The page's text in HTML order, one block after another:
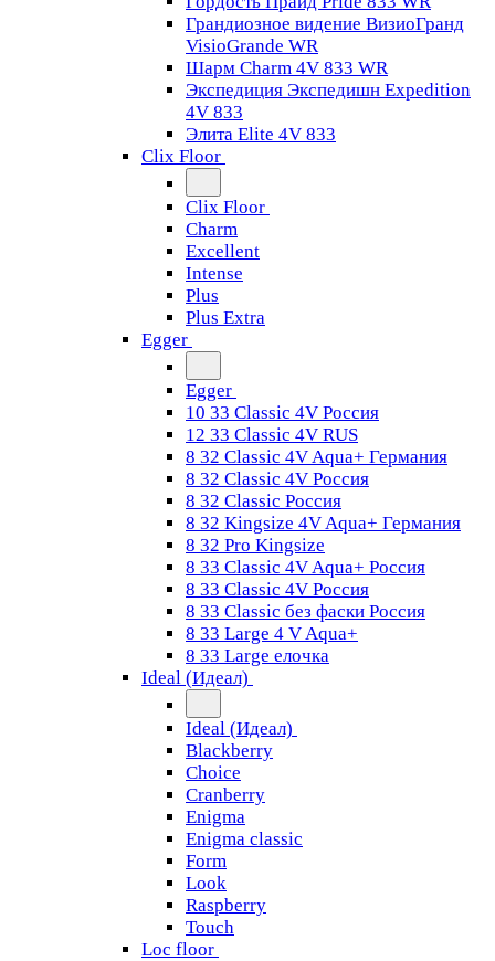
Грандиозное видение ВизиоГранд
VisioGrande WR
Шарм Charm 4V 833 WR
Экспедиция Экспедишн Expedition
4V 833
Элита Elite 4V 833
Clix Floor
Clix Floor
Charm
Excellent
Intense
Plus
Plus Extra
Egger
Egger
10 33 Classic 4V Россия
12 33 Classic 4V RUS
8 32 Classic 4V Aqua+ Германия
8 32 Classic 4V Россия
8 32 Classic Россия
8 32 Kingsize 4V Aqua+ Германия
8 32 Pro Kingsize
8 33 Classic 4V Aqua+ Россия
8 33 Classic 4V Россия
8 33 Classic без фаски Россия
8 33 Large 4 V Aqua+
8 33 Large елочка
Ideal (Идеал)
Ideal (Идеал)
Blackberry
Choice
Cranberry
Enigma
Enigma classic
Form
Look
Raspberry
Touch
Loc floor